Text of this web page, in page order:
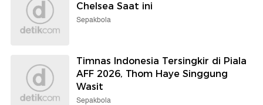
Chelsea Saat ini
Sepakbola
Timnas Indonesia Tersingkir di Piala
AFF 2026, Thom Haye Singgung
Wasit
Sepakbola